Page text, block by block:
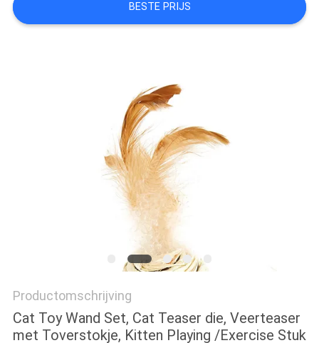
SITEMAP
BESTE PRIJS
Productomschrijving
Cat Toy Wand Set, Cat Teaser die, Veerteaser
met Toverstokje, Kitten Playing /Exercise Stuk